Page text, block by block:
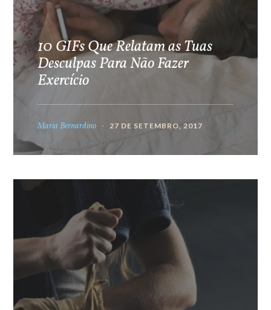
10 GIFs Que Relatam as Tuas
Desculpas Para Não Fazer
Exercício
Maria Bernardino 27 DE SETEMBRO, 2017